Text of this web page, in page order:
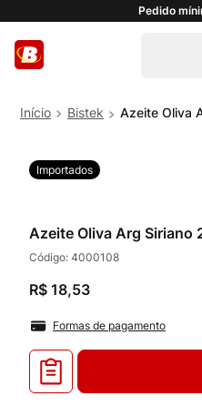
Pedido
Bistek Azeite Oliva
Importados
Azeite Oliva Arg Siriano
Código: 4000108
R$ 18,53
Formas de pagamento